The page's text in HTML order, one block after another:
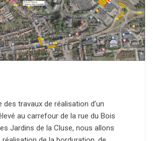
des travaux de réalisation d’un
au carrefour de la rue du Bois
Jardins de la Cluse, nous allons